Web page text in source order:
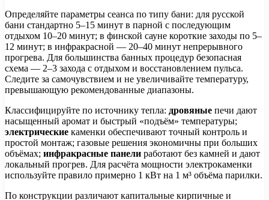
Определяйте параметры сеанса по типу бани: для русской
бани стандартно 5–15 минут в парной с последующим
отдыхом 10–20 минут; в финской сауне короткие заходы по 5–
12 минут; в инфракрасной — 20–40 минут непрерывного
прогрева. Для большинства банных процедур безопасная
схема — 2–3 захода с отдыхом и восстановлением пульса.
Следите за самочувствием и не увеличивайте температуру,
превышающую рекомендованные диапазоны.
Классифицируйте по источнику тепла: дровяные печи дают
насыщенный аромат и быстрый «подъём» температуры;
электрические каменки обеспечивают точный контроль и
простой монтаж; газовые решения экономичны при больших
объёмах; инфракрасные панели работают без камней и дают
локальный прогрев. Для расчёта мощности электрокаменки
используйте правило примерно 1 кВт на 1 м³ объёма парилки.
По конструкции различают капитальные кирпичные и